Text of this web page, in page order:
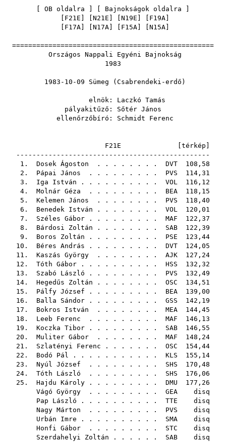
OB oldalra Bajnokságok oldalra
F21E N21E N19E F19A
F17A N17A F15A N15A
==================================================
Országos Nappali Egyéni Bajnokság
1983
1983-10-09 Sümeg (Csabrendeki-erdő)
elnök: Laczkó Tamás
pályakitűző: Sőtér János
ellenőrzőbíró: Schmidt Ferenc
F21E [ térkép
------------------------------------------------
1. Dosek Ágoston . . . . . . . . DVT 108,58
2. Pápai János . . . . . . . . . PVS 114,31
3. Iga István . . . . . . . . . . VOL 116,12
4. Molnár Géza . . . . . . . . . BEA 118,15
5. Kelemen János . . . . . . . . PVS 118,40
6. Benedek István . . . . . . . . VOL 120,01
7. Széles Gábor . . . . . . . . . MAF 122,37
8. Bárdosi Zoltán . . . . . . . . SAB 122,39
9. Boros Zoltán . . . . . . . . . PSE 123,44
10. Béres András . . . . . . . . . DVT 124,05
11. Kaszás György . . . . . . . . AJK 127,24
12. Tóth Gábor . . . . . . . . . . HSS 132,32
13. Szabó László . . . . . . . . . PVS 132,49
14. Hegedűs Zoltán . . . . . . . . OSC 134,51
15. Pálfy József . . . . . . . . . BEA 139,00
16. Balla Sándor . . . . . . . . . GSS 142,19
17. Bokros István . . . . . . . . MEA 144,45
18. Leeb Ferenc . . . . . . . . . MAF 146,13
19. Koczka Tibor . . . . . . . . . SAB 146,55
20. Muliter Gábor . . . . . . . . MAF 148,24
21. Szlatényi Ferenc . . . . . . . OSC 154,44
22. Bodó Pál . . . . . . . . . . . KLS 155,14
23. Nyúl József . . . . . . . . . SHS 170,48
24. Tóth László . . . . . . . . . SHS 176,06
25. Hajdu Károly . . . . . . . . . DMU 177,26
Vágó György . . . . . . . . . GEA disq
Pap László . . . . . . . . . . TTE disq
Nagy Márton . . . . . . . . . PVS disq
Urbán Imre . . . . . . . . . . SMA disq
Honfi Gábor . . . . . . . . . STC disq
Szerdahelyi Zoltán . . . . . . SAB disq